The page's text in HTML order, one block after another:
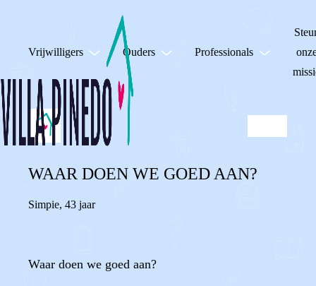
Vrijwilligers Ouders Professionals
WAAR DOEN WE GOED AAN?
Simpie, 43 jaar
Waar doen we goed aan?